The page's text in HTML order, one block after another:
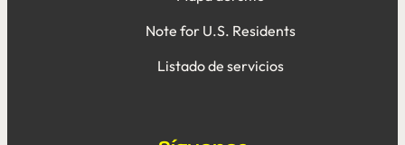
Note for U.S. Residents
Listado de servicios